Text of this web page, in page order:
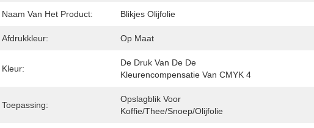
Naam Van Het Product: Blikjes Olijfolie
Afdrukkleur: Op Maat
Kleur:
De Druk Van De De
Kleurencompensatie Van CMYK 4
Toepassing:
Opslagblik Voor
Koffie/thee/snoep/olijfolie